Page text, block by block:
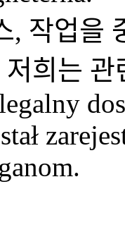
, 작업을
희는